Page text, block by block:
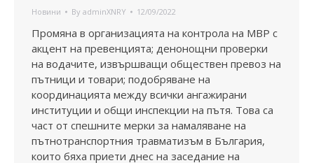
Новини By adminXNRY 12/09/2022
Промяна в организацията на контрола на МВР с
акцент на превенцията; денонощни проверки
на водачите, извършващи обществен превоз на
пътници и товари; подобряване на
координацията между всички ангажирани
институции и общи инспекции на пътя. Това са
част от спешните мерки за намаляване на
пътнотранспортния травматизъм в България,
които бяха приети днес на заседание на